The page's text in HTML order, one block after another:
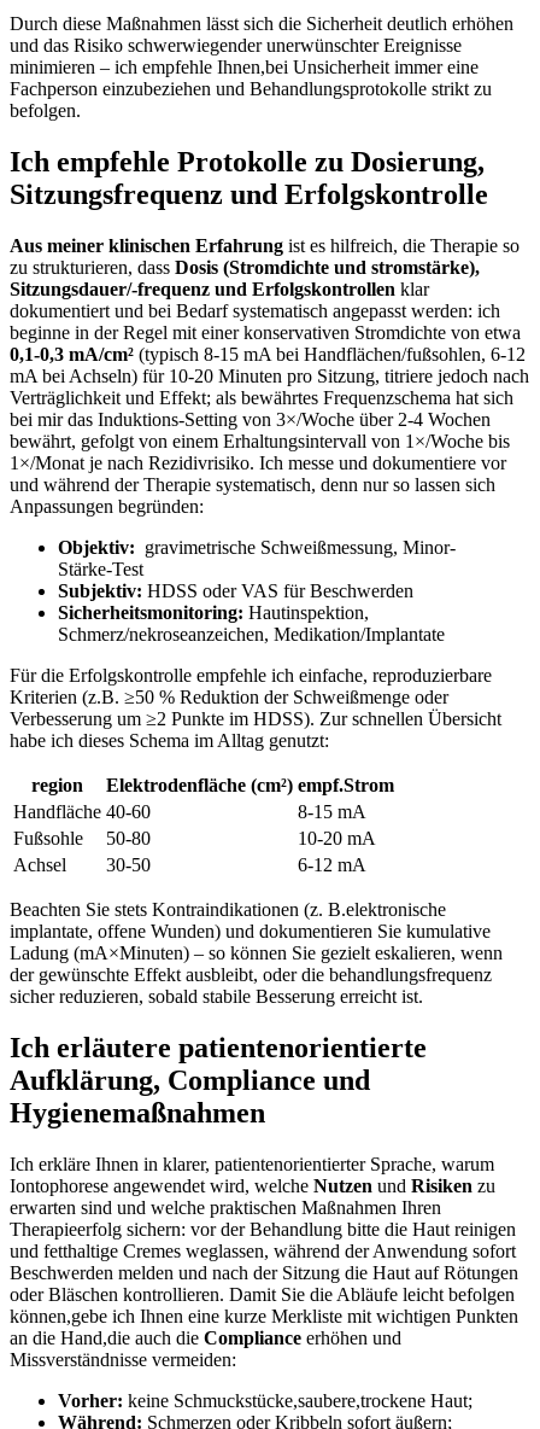
Durch diese‍ Maßnahmen lässt sich⁣ die Sicherheit deutlich erhöhen
und das Risiko schwerwiegender unerwünschter⁣ Ereignisse
minimieren – ich empfehle Ihnen,bei Unsicherheit immer eine
Fachperson einzubeziehen und Behandlungsprotokolle strikt zu
befolgen.
Ich empfehle⁢ Protokolle zu ⁢Dosierung,
Sitzungsfrequenz ⁤und Erfolgskontrolle
Aus meiner klinischen Erfahrung ist es hilfreich, ‍die ​Therapie so‍
zu strukturieren, dass Dosis (Stromdichte und stromstärke),
Sitzungsdauer/-frequenz und Erfolgskontrollen klar
dokumentiert und bei Bedarf systematisch angepasst werden: ich
beginne in ⁤der Regel mit einer konservativen Stromdichte von etwa
0,1-0,3 mA/cm² (typisch 8-15 mA ⁢bei Handflächen/fußsohlen, 6-12⁤
mA bei⁣ Achseln) für 10-20‌ Minuten pro Sitzung, titriere jedoch nach
Verträglichkeit und Effekt; ‌als bewährtes ‌Frequenzschema hat sich
bei mir das Induktions‑Setting⁤ von 3×/Woche über 2-4 Wochen
bewährt, gefolgt von einem Erhaltungsintervall von 1×/Woche bis
1×/Monat je nach Rezidivrisiko. Ich messe und dokumentiere vor
und während ​der Therapie systematisch, denn nur so lassen sich
Anpassungen begründen:
Objektiv: ⁣ gravimetrische Schweißmessung, Minor-
Stärke‑Test
Subjektiv: HDSS oder VAS⁤ für⁢ Beschwerden
Sicherheitsmonitoring: Hautinspektion,
Schmerz/nekroseanzeichen,​ Medikation/Implantate
Für die Erfolgskontrolle empfehle ich einfache, ⁢reproduzierbare
Kriterien (z.B.⁣ ≥50 % Reduktion⁣ der Schweißmenge oder
Verbesserung um ≥2 Punkte im HDSS). Zur schnellen Übersicht
habe ich ‌dieses Schema im Alltag genutzt:
region Elektrodenfläche (cm²) empf.Strom
Handfläche 40-60
8-15 mA
Fußsohle
50-80
10-20 mA
Achsel
30-50 6-12‍ mA
Beachten Sie stets Kontraindikationen (z. ‌B.elektronische⁤
implantate, offene‌ Wunden) ⁣und dokumentieren Sie kumulative
Ladung (mA×Minuten) – so können Sie ​gezielt eskalieren, wenn
der gewünschte Effekt ausbleibt, oder die behandlungsfrequenz
sicher reduzieren, sobald ‌stabile Besserung erreicht ist.
Ich ‍erläutere patientenorientierte
Aufklärung, Compliance und
Hygienemaßnahmen
Ich erkläre Ihnen ‍in klarer, patientenorientierter Sprache, warum
Iontophorese angewendet wird, welche Nutzen und Risiken zu
erwarten sind und welche praktischen Maßnahmen Ihren
Therapieerfolg sichern: vor der Behandlung bitte ⁢die Haut‍ reinigen​
und ‌fetthaltige Cremes weglassen, ‌während der Anwendung sofort
Beschwerden melden und nach der Sitzung die Haut auf Rötungen
oder Bläschen kontrollieren. Damit Sie die ⁤Abläufe ‍leicht ‌befolgen
können,gebe ich Ihnen⁣ eine kurze Merkliste mit wichtigen Punkten
an die Hand,die auch die Compliance erhöhen und
Missverständnisse ‍vermeiden:
Vorher: keine Schmuckstücke,saubere,trockene ⁣Haut;
Während: Schmerzen oder Kribbeln sofort äußern;